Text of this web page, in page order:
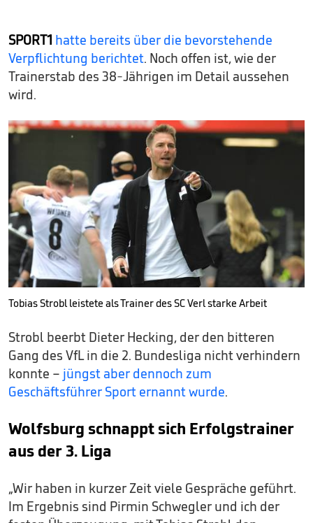
SPORT1 hatte bereits über die bevorstehende
Verpflichtung berichtet. Noch offen ist, wie der
Trainerstab des 38-Jährigen im Detail aussehen
wird.
Tobias Strobl leistete als Trainer des SC Verl starke Arbeit
Strobl beerbt Dieter Hecking, der den bitteren
Gang des VfL in die 2. Bundesliga nicht verhindern
konnte – jüngst aber dennoch zum
Geschäftsführer Sport ernannt wurde.
Wolfsburg schnappt sich Erfolgstrainer
aus der 3. Liga
„Wir haben in kurzer Zeit viele Gespräche geführt.
Im Ergebnis sind Pirmin Schwegler und ich der